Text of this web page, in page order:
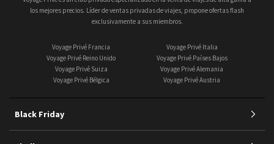
los mejores precios. Líder de ventas privadas de viajes, propone ofertas flash
exclusivamente a sus miembros.
Voyage Privé Francia
Voyage Privé Italia
Voyage Privé Reino Unido
Voyage Privé Países Bajos
Voyage Privé Suiza
Voyage Privé Alemania
Voyage Privé Bélgica
Voyage Privé Austria
Black Friday